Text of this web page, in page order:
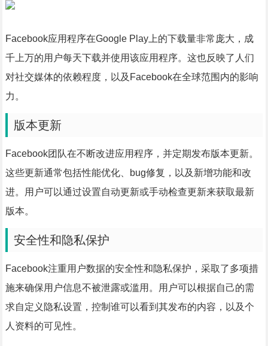
Facebook应用程序在Google Play上的下载量非常庞大，成
千上万的用户每天下载并使用该应用程序。这也反映了人们
对社交媒体的依赖程度，以及Facebook在全球范围内的影响
力。
版本更新
Facebook团队在不断改进应用程序，并定期发布版本更新。
这些更新通常包括性能优化、bug修复，以及新增功能和改
进。用户可以通过设置自动更新或手动检查更新来获取最新
版本。
安全性和隐私保护
Facebook注重用户数据的安全性和隐私保护，采取了多项措
施来确保用户信息不被泄露或滥用。用户可以根据自己的需
求自定义隐私设置，控制谁可以看到其发布的内容，以及个
人资料的可见性。